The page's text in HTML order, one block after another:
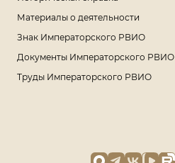
Материалы о деятельности
Знак Императорского РВИО
Документы Императорского РВИО
Труды Императорского РВИО